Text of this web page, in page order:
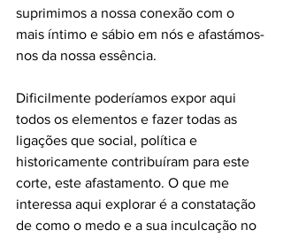
suprimimos a nossa conexão com o
mais íntimo e sábio em nós e afastámos-
nos da nossa essência.
Dificilmente poderíamos expor aqui
todos os elementos e fazer todas as
ligações que social, política e
historicamente contribuíram para este
corte, este afastamento. O que me
interessa aqui explorar é a constatação
de como o medo e a sua inculcação no